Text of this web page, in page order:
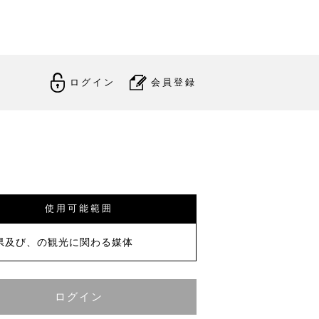
ログイン 会員登録
使用可能範囲
及び、の観光に関わる媒体
ログイン